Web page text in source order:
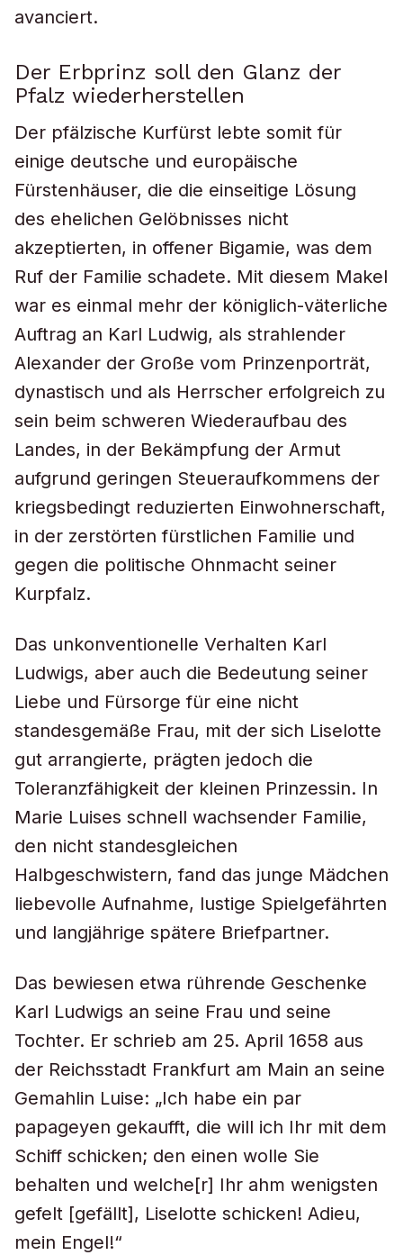
avanciert.
Der Erbprinz soll den Glanz der
Pfalz wiederherstellen
Der pfälzische Kurfürst lebte somit für
einige deutsche und europäische
Fürstenhäuser, die die einseitige Lösung
des ehelichen Gelöbnisses nicht
akzeptierten, in offener Bigamie, was dem
Ruf der Familie schadete. Mit diesem Makel
war es einmal mehr der königlich-väterliche
Auftrag an Karl Ludwig, als strahlender
Alexander der Große vom Prinzenporträt,
dynastisch und als Herrscher erfolgreich zu
sein beim schweren Wiederaufbau des
Landes, in der Bekämpfung der Armut
aufgrund geringen Steueraufkommens der
kriegsbedingt reduzierten Einwohnerschaft,
in der zerstörten fürstlichen Familie und
gegen die politische Ohnmacht seiner
Kurpfalz.
Das unkonventionelle Verhalten Karl
Ludwigs, aber auch die Bedeutung seiner
Liebe und Fürsorge für eine nicht
standesgemäße Frau, mit der sich Liselotte
gut arrangierte, prägten jedoch die
Toleranzfähigkeit der kleinen Prinzessin. In
Marie Luises schnell wachsender Familie,
den nicht standesgleichen
Halbgeschwistern, fand das junge Mädchen
liebevolle Aufnahme, lustige Spielgefährten
und langjährige spätere Briefpartner.
Das bewiesen etwa rührende Geschenke
Karl Ludwigs an seine Frau und seine
Tochter. Er schrieb am 25. April 1658 aus
der Reichsstadt Frankfurt am Main an seine
Gemahlin Luise: „Ich habe ein par
papageyen gekaufft, die will ich Ihr mit dem
Schiff schicken; den einen wolle Sie
behalten und welche[r] Ihr ahm wenigsten
gefelt [gefällt], Liselotte schicken! Adieu,
mein Engel!“